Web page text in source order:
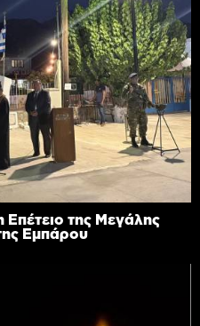
Επέτειο της Μεγάλης
Εμπάρου